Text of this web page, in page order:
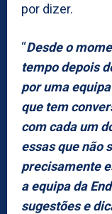
por dizer.
“Desde o
tempo depois
por uma
que tem
com cada um
essas que não
precisamente
a equipa da
sugestões e